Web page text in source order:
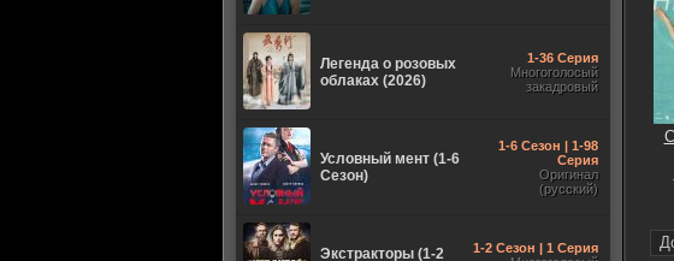
Легенда о розовых
облаках (2026)
1-36 Серия
Многоголосый
закадровый
Условный мент (1-6
Сезон)
1-6 Сезон | 1-98
Серия
Оригинал
(русский)
Экстракторы (1-2
1-2 Сезон | 1 Серия